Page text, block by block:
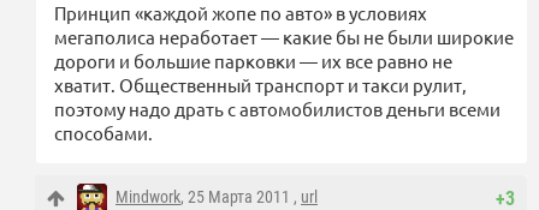
Принцип «каждой жопе по авто» в условиях
мегаполиса неработает — какие бы не были широкие
дороги и большие парковки — их все равно не
хватит. Общественный транспорт и такси рулит,
поэтому надо драть с автомобилистов деньги всеми
способами.
+3
Mindwork, 25 Марта 2011 , url